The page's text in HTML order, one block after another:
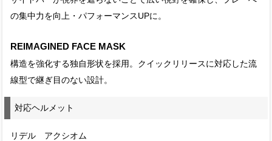
の集中力を向上・パフォーマンスUPに。
REIMAGINED FACE MASK
構造を強化する独自形状を採用。クイックリリースに対応した流
線型で継ぎ目のない設計。
対応ヘルメット
リデル アクシオム